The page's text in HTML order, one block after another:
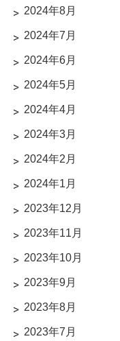
2024年8月
2024年7月
2024年6月
2024年5月
2024年4月
2024年3月
2024年2月
2024年1月
2023年12月
2023年11月
2023年10月
2023年9月
2023年8月
2023年7月